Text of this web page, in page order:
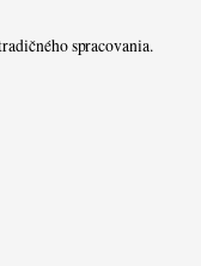
spracovania.